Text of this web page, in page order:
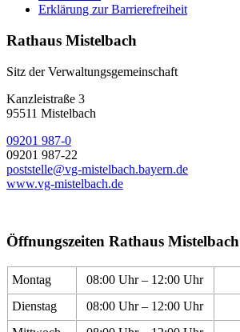
Erklärung zur Barrierefreiheit
Rathaus Mistelbach
Sitz der Verwaltungsgemeinschaft
Kanzleistraße 3
95511 Mistelbach
09201 987-0
09201 987-22
poststelle@vg-mistelbach.bayern.de
www.vg-mistelbach.de
Öffnungszeiten Rathaus Mistelbach
Montag 08:00 Uhr – 12:00 Uhr
Dienstag
08:00 Uhr – 12:00 Uhr